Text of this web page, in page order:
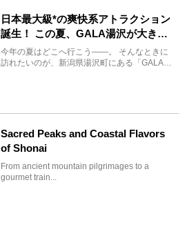
日本最大級*の爽快系アトラクション
誕生！ この夏、GALA湯沢が大きく
生まれ変わる
今年の夏はどこへ行こう――。 そんなときに
訪れたいのが、新潟県湯沢町にある「GALA湯
Sacred Peaks and Coastal Flavors
of Shonai
From ancient mountain pilgrimages to a
gourmet train...